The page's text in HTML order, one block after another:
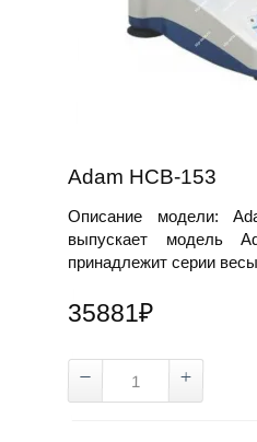
Adam HCB-153
Описание модели:
выпускает модель
принадлежит серии
35881₽